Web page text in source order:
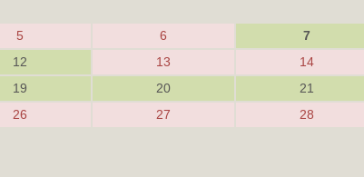
5 6 7
12 13 14
19 20 21
26 27 28